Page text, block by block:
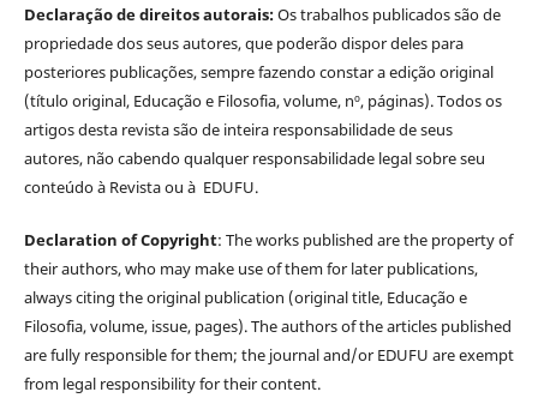
Declaração de direitos autorais:Os trabalhos publicados são de
propriedade dos seus autores, que poderão dispor deles para
posteriores publicações, sempre fazendo constar a edição original
(título original, Educação e Filosofia, volume, nº, páginas). Todos os
artigos desta revista são de inteira responsabilidade de seus
autores, não cabendo qualquer responsabilidade legal sobre seu
conteúdo à Revista ou à EDUFU.
Declaration of Copyright: The works published are the property of
their authors, who may make use of them for later publications,
always citing the original publication (original title, Educação e
Filosofia, volume, issue, pages). The authors of the articles published
are fully responsible for them; the journal and/or EDUFU are exempt
from legal responsibility for their content.